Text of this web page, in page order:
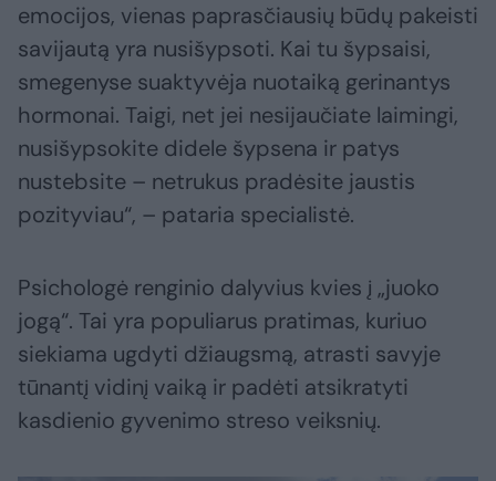
emocijos, vienas paprasčiausių būdų pakeisti
savijautą yra nusišypsoti. Kai tu šypsaisi,
smegenyse suaktyvėja nuotaiką gerinantys
hormonai. Taigi, net jei nesijaučiate laimingi,
nusišypsokite didele šypsena ir patys
nustebsite – netrukus pradėsite jaustis
pozityviau“, – pataria specialistė.
Psichologė renginio dalyvius kvies į „juoko
jogą“. Tai yra populiarus pratimas, kuriuo
siekiama ugdyti džiaugsmą, atrasti savyje
tūnantį vidinį vaiką ir padėti atsikratyti
kasdienio gyvenimo streso veiksnių.